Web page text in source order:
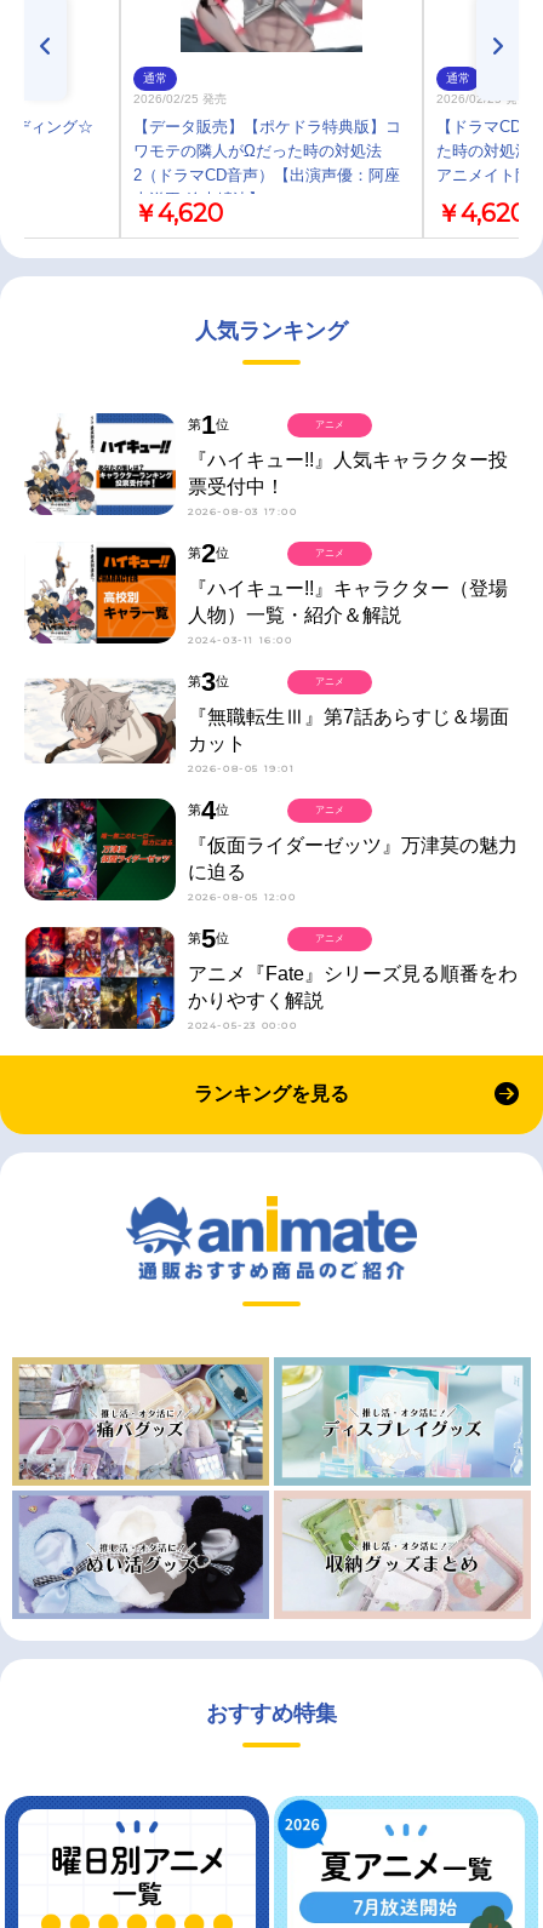
ディング☆
通常
2026/02/25 発売
【データ販売】【ポケドラ特典版】コ
ワモテの隣人がΩだった時の対処法
2（ドラマCD音声）【出演声優：阿座
上洋平 鈴木崚汰】
￥4,620
通常
2026/02/25 発売
【ドラマCD
た時の対処法
アニメイト限
￥4,620
人気ランキング
第1位
『ハイキュー!!』人気キャラクター投
票受付中！
2026-08-03 17:00
アニメ
第2位
『ハイキュー!!』キャラクター（登場
人物）一覧・紹介＆解説
2024-03-11 16:00
アニメ
第3位
『無職転生Ⅲ』第7話あらすじ＆場面
カット
2026-08-05 19:01
アニメ
第4位
『仮面ライダーゼッツ』万津莫の魅力
に迫る
2026-08-05 12:00
アニメ
第5位
アニメ『Fate』シリーズ見る順番をわ
かりやすく解説
2024-05-23 00:00
アニメ
ランキングを見る
おすすめ特集